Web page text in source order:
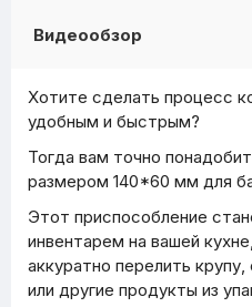
Видеообзор
Хотите сделать процесс
удобным и быстрым?
Тогда вам точно
размером 140*60 мм для
Этот приспособление
инвентарем на вашей
аккуратно перелить
или другие продукты из